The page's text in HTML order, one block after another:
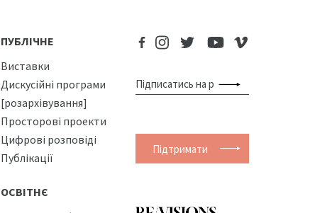
ПУБЛІЧНЕ
Виставки
Дискусійні програми
[розархівування]
Просторові проекти
Цифрові розповіді
Публікації
ОСВІТНЄ
Підтримати